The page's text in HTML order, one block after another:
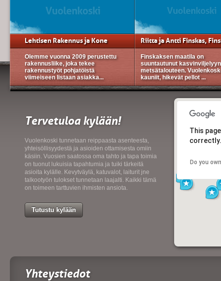
Lehtisen Rakennus ja Kone
Olemme vuonna 2009 perustettu
rakennusliike, joka tekee
rakennustyöt pohjatöistä
viimeiseen listaan asiakka...
Finskaksen maatila on
suuntautunut
metsätalouteen.
kauniit, hikevät pellot ...
Tervetuloa kylään!
Vuolenkoski tunnetaan reippaasta asenteesta,
yhteisöllisyydestä ja asioiden ottamisesta omiin
käsiin. Vuosien saatossa oma tahto ja tapa toimia
on tuonut lukuisia tapahtumia ja tuiki tärkeitä
asioita kylälle. Kevytväylä, katuvalot, laiturit jne
talkootyön tulokset tunnetaan laajalti. Kaikki tämä
on toimeen tarttuvien ihmisten ansiota.
Tutustu kylään
This
correctly.
Do you
Yhteystiedot